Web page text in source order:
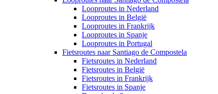
Looproutes in Nederland
Looproutes in België
Looproutes in Frankrijk
Looproutes in Spanje
Looproutes in Portugal
Fietsroutes naar Santiago de Compostela
Fietsroutes in Nederland
Fietsroutes in België
Fietsroutes in Frankrijk
Fietsroutes in Spanje